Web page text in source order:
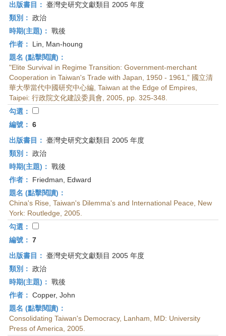
出版書目： 臺灣史研究文獻類目 2005 年度
類別： 政治
時期(主題)： 戰後
作者：
Lin, Man-houng
題名 (點擊閱讀)：
"Elite Survival in Regime Transition: Government-merchant
Cooperation in Taiwan's Trade with Japan, 1950 - 1961,” 國立清
華大學當代中國研究中心編, Taiwan at the Edge of Empires,
Taipei: 行政院文化建設委員會, 2005, pp. 325-348.
勾選：
編號： 6
出版書目： 臺灣史研究文獻類目 2005 年度
類別： 政治
時期(主題)： 戰後
作者：
Friedman, Edward
題名 (點擊閱讀)：
China's Rise, Taiwan's Dilemma's and International Peace, New
York: Routledge, 2005.
勾選：
編號： 7
出版書目： 臺灣史研究文獻類目 2005 年度
類別： 政治
時期(主題)： 戰後
作者： Copper, John
題名 (點擊閱讀)：
Consolidating Taiwan's Democracy, Lanham, MD: University
Press of America, 2005.